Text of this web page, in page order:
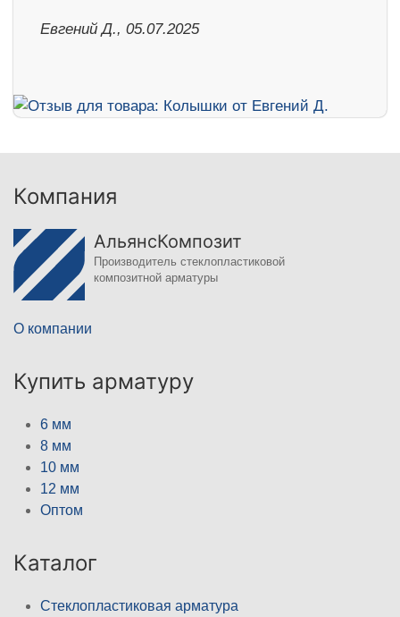
Евгений Д., 05.07.2025
Компания
АльянсКомпозит
Производитель стеклопластиковой
композитной арматуры
О компании
Купить арматуру
6 мм
8 мм
10 мм
12 мм
Оптом
Каталог
Стеклопластиковая арматура